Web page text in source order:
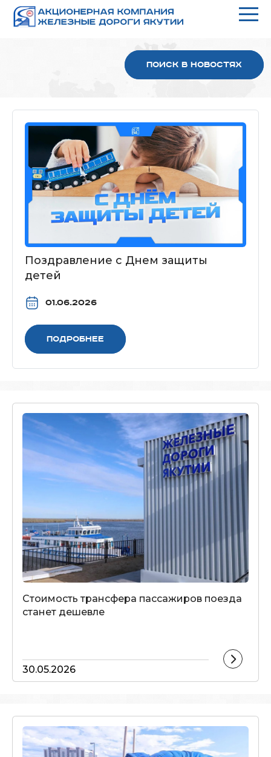
Поиск в новостях
Поздравление с Днем защиты
детей
01.06.2026
Подробнее
Стоимость трансфера пассажиров поезда
станет дешевле
30.05.2026